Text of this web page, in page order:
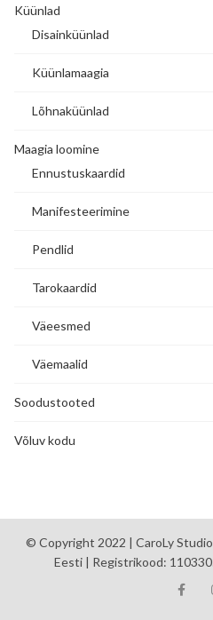
Küünlad
Disainküünlad
Küünlamaagia
Lõhnaküünlad
Maagia loomine
Ennustuskaardid
Manifesteerimine
Pendlid
Tarokaardid
Väeesmed
Väemaalid
Soodustooted
Võluv kodu
© Copyright 2022 | CaroLy
Eesti | Registrikood: